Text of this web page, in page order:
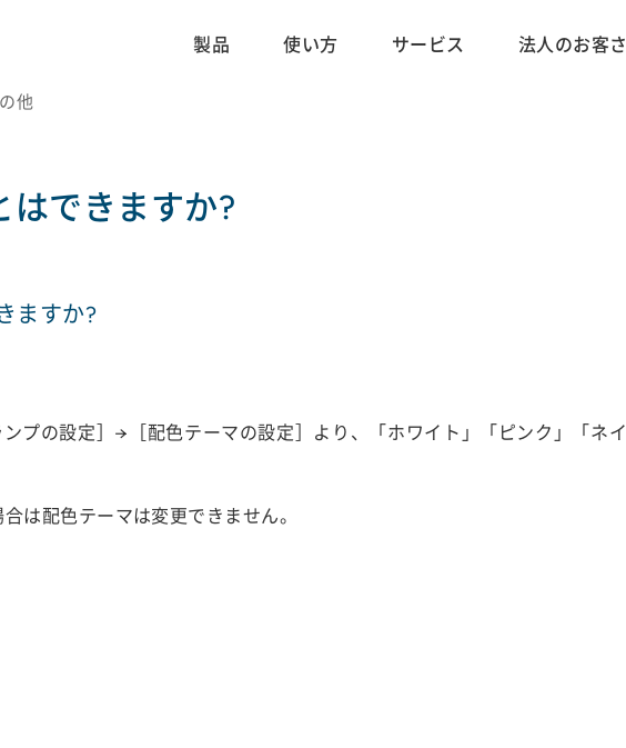
製品 使い方 サービス 法人のお客
他
はできますか?
ますか?
プの設定］→［配色テーマの設定］より、「ホワイト」「ピンク」「ネ
は配色テーマは変更できません。